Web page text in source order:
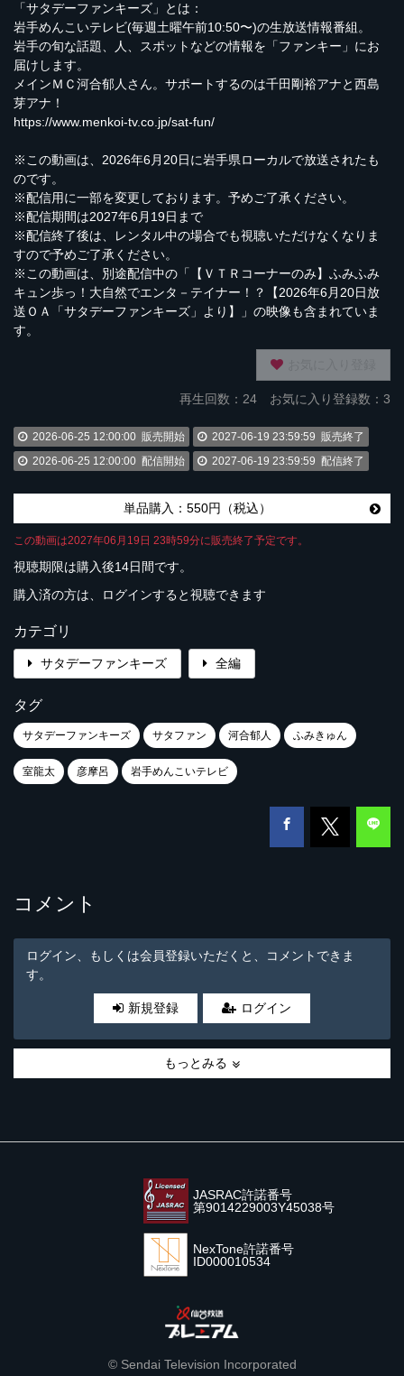
「サタデーファンキーズ」とは：
岩手めんこいテレビ(毎週土曜午前10:50〜)の生放送情報番組。
岩手の旬な話題、人、スポットなどの情報を「ファンキー」にお
届けします。
メインＭＣ河合郁人さん。サポートするのは千田剛裕アナと西島
芽アナ！
https://www.menkoi-tv.co.jp/sat-fun/
※この動画は、2026年6月20日に岩手県ローカルで放送されたも
のです。
※配信用に一部を変更しております。予めご了承ください。
※配信期間は2027年6月19日まで
※配信終了後は、レンタル中の場合でも視聴いただけなくなりま
すので予めご了承ください。
※この動画は、別途配信中の「【ＶＴＲコーナーのみ】ふみふみ
キュン歩っ！大自然でエンタ－テイナー！？【2026年6月20日放
送ＯＡ「サタデーファンキーズ」より】」の映像も含まれていま
す。
再生回数： 24 お気に入り登録数：3
2026-06-25 12:00:00 販売開始 2027-06-19 23:59:59 販売終了
2026-06-25 12:00:00 配信開始 2027-06-19 23:59:59 配信終了
単品購入：550円（税込）
この動画は2027年06月19日 23時59分に販売終了予定です。
視聴期限は購入後14日間です。
購入済の方は、ログインすると視聴できます
カテゴリ
サタデーファンキーズ 全編
タグ
サタデーファンキーズ サタファン 河合郁人 ふみきゅん
室龍太 彦摩呂 岩手めんこいテレビ
コメント
ログイン、もしくは会員登録いただくと、コメントできま
す。
新規登録 ログイン
もっとみる
JASRAC許諾番号
第9014229003Y45038号
NexTone許諾番号
ID000010534
© Sendai Television Incorporated